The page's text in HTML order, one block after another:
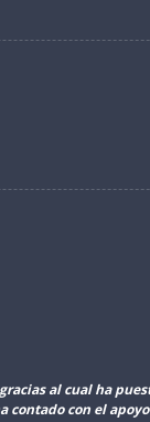
al cual ha
con el apoyo